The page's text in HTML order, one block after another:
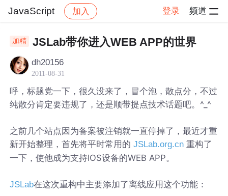
JavaScript 加入 登录 频道
社区 JavaScript 帖子详情
加精 JSLab带你进入WEB APP的世界
dh20156
2011-08-31
呼，标题党一下，很久没来了，冒个泡，散点分，不过
纯散分肯定要违规了，还是顺带提点技术话题吧。^_^
之前几个站点因为备案被注销就一直停掉了，最近才重
新开始整理，首先将平时常用的JSLab.org.cn 重构了
一下，使他成为支持IOS设备的WEB APP。
JSLab在这次重构中主要添加了离线应用这个功能：